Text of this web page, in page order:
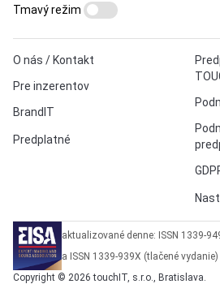
O nás / Kontakt
Pre inzerentov
BrandIT
Predplatné
Tmavý režim
aktualizované denne: ISSN 1339-
a ISSN 1339-939X (tlačené vydanie)
Copyright © 2026 touchIT, s.r.o., Bratislava.